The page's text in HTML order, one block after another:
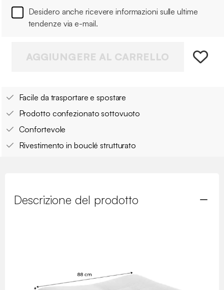
Desidero anche ricevere informazioni sulle ultime
tendenze via e-mail.
AGGIUNGERE AL CARRELLO
Facile da trasportare e spostare
Prodotto confezionato sottovuoto
Confortevole
Rivestimento in bouclé strutturato
Descrizione del prodotto